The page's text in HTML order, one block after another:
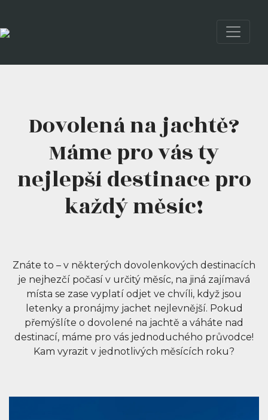
Dovolená na jachtě?
Máme pro vás ty
nejlepší destinace pro
každý měsíc!
Znáte to – v některých dovolenkových destinacích
je nejhezčí počasí v určitý měsíc, na jiná zajímavá
místa se zase vyplatí odjet ve chvíli, když jsou
letenky a pronájmy jachet nejlevnější. Pokud
přemýšlíte o dovolené na jachtě a váháte nad
destinací, máme pro vás jednoduchého průvodce!
Kam vyrazit v jednotlivých měsících roku?